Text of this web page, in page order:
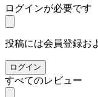
ログインが必要です
投稿には会員登録お
ログイン
すべてのレビュー